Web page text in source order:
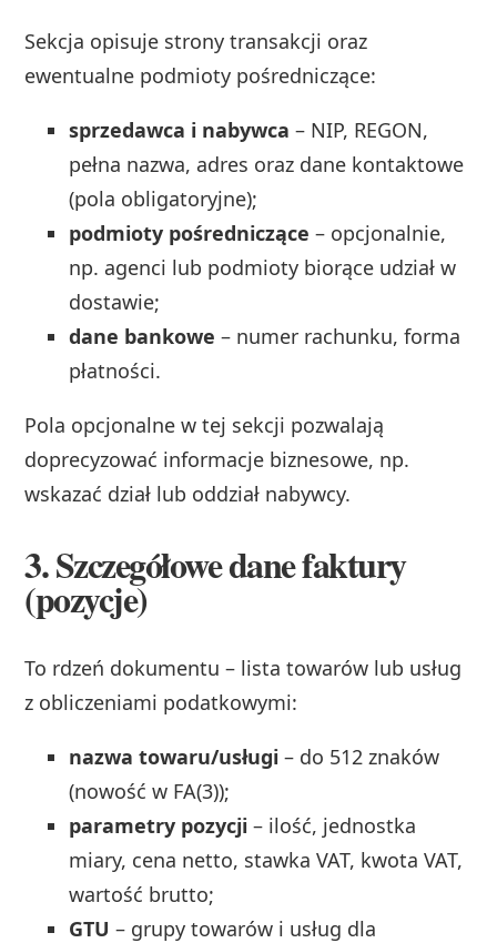
Sekcja opisuje strony transakcji oraz
ewentualne podmioty pośredniczące:
sprzedawca i nabywca – NIP, REGON,
pełna nazwa, adres oraz dane kontaktowe
(pola obligatoryjne);
podmioty pośredniczące – opcjonalnie,
np. agenci lub podmioty biorące udział w
dostawie;
dane bankowe – numer rachunku, forma
płatności.
Pola opcjonalne w tej sekcji pozwalają
doprecyzować informacje biznesowe, np.
wskazać dział lub oddział nabywcy.
3. Szczegółowe dane faktury
(pozycje)
To rdzeń dokumentu – lista towarów lub usług
z obliczeniami podatkowymi:
nazwa towaru/usługi – do 512 znaków
(nowość w FA(3));
parametry pozycji – ilość, jednostka
miary, cena netto, stawka VAT, kwota VAT,
wartość brutto;
GTU – grupy towarów i usług dla